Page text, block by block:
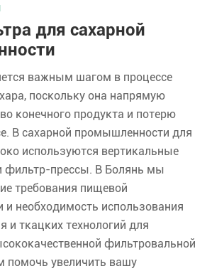
для сахарной
важным шагом в процессе
поскольку она напрямую
конечного продукта и потерю
В сахарной промышленности для
используются вертикальные
фильтр-прессы. В Болянь мы
требования пищевой
необходимость использования
и ткацких технологий для
фильтровальной
увеличить вашу